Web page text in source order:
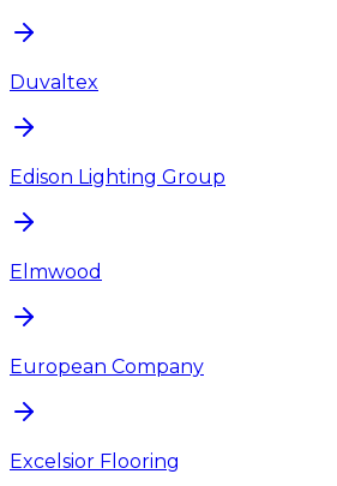
Duvaltex
Edison Lighting Group
Elmwood
European Company
Excelsior Flooring